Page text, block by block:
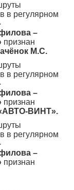
в регулярном
–
признан
М.С.
в регулярном
–
признан
ВИНТ».
в регулярном
–
признан